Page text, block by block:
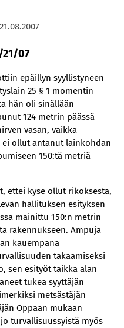
21.08.2007
21/07
epäillyn syyllistyneen
25 § 1 momentin
hän oli sinällään
124 metrin päässä
vasan, vaikka
ollut antanut lainkohdan
150:tä metriä
ettei kyse ollut rikoksesta,
hallituksen esityksen
mainittu 150:n metrin
rakennukseen. Ampuja
kauempana
takaamiseksi
sen esityöt taikka alan
tukea syyttäjän
metsästäjän
Oppaan mukaan
turvallisuussyistä myös